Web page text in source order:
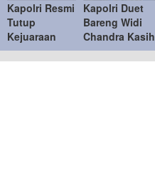
Kapolri Resmi
Tutup
Kejuaraan
Bulu Tangkis
Kapolri Cup
Kapolri Duet
Bareng Widi
Chandra Kasih
Lawan Bahlil-
Muhammad di